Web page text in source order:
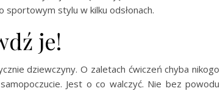
stylu w kilku odsłonach.
je!
dziewczyny. O zaletach ćwiczeń chyba nikogo
Jest o co walczyć. Nie bez powodu